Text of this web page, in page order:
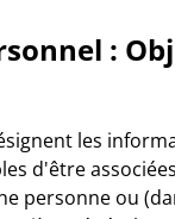
:
les
d'être
personne ou